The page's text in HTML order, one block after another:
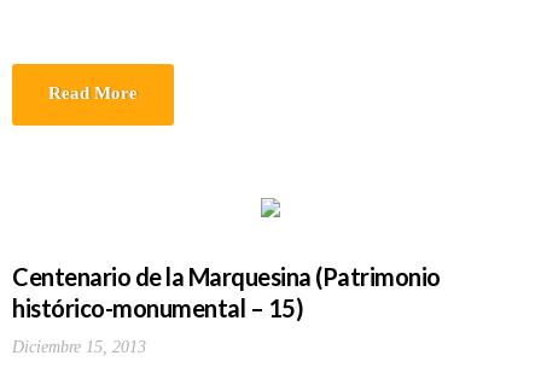
Read More
Centenario de la Marquesina (Patrimonio
histórico-monumental – 15)
Diciembre 15, 2013